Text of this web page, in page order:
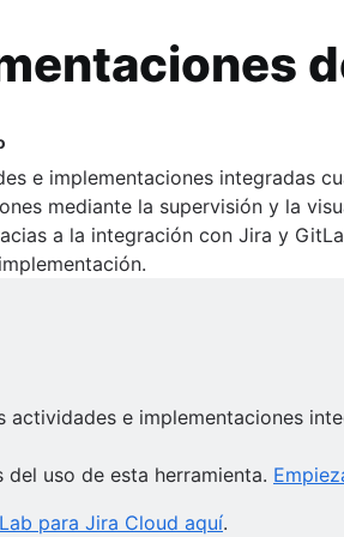
Pipelines
principales | Atlassian
y Jira
una prueba automatizada de mabl
y Zephyr
Snyk y Bitbucket Cloud
Pipelines y Snyk Pipe
en Jira
Pipelines
en GitLab. Tye cuenta con más de 10
de productos, ha trabajado en
e implementaciones integradas
mediante la supervisión y la
a la integración con Jira y
e implementaciones
uso de esta herramienta.
para Jira Cloud aquí.